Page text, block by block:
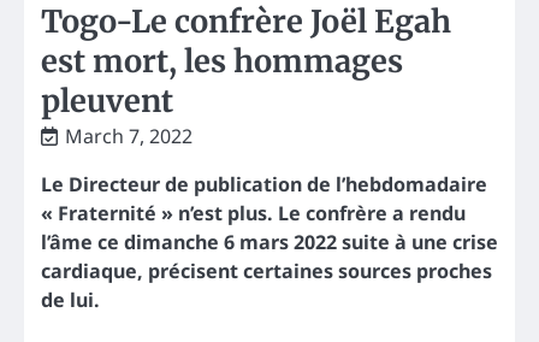
Togo-Le confrère Joël Egah
est mort, les hommages
pleuvent
March 7, 2022
Le Directeur de publication de l’hebdomadaire
« Fraternité » n’est plus. Le confrère a rendu
l’âme ce dimanche 6 mars 2022 suite à une crise
cardiaque, précisent certaines sources proches
de lui.